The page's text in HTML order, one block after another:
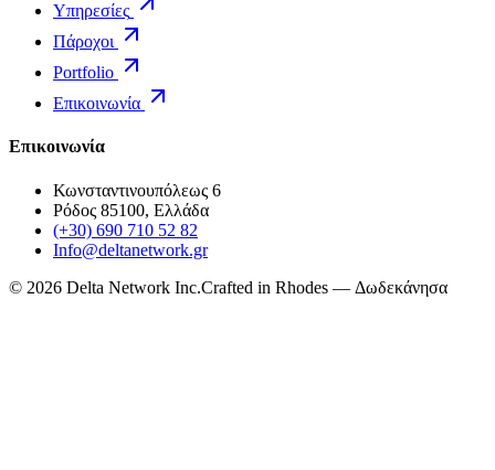
Υπηρεσίες
Πάροχοι
Portfolio
Επικοινωνία
Επικοινωνία
Κωνσταντινουπόλεως 6
Ρόδος 85100, Ελλάδα
(+30) 690 710 52 82
Info@deltanetwork.gr
© 2026 Delta Network Inc.Crafted in Rhodes — Δωδεκάνησα